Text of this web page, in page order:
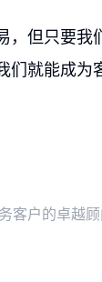
，但只要我
就能成为
客户的卓越顾